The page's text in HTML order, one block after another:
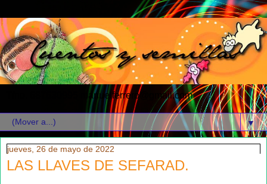
Tfno. 687630995 manuelferrero@gmail.com
▼
jueves, 26 de mayo de 2022
LAS LLAVES DE SEFARAD.